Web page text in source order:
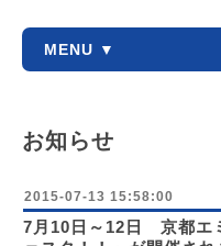
MENU ▼
お知らせ
2015-07-13 15:58:00
7月10日～12日 京都エ